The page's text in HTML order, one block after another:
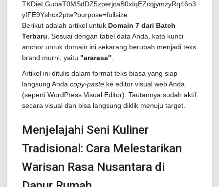
Berikut adalah artikel untuk Domain 7 dari Batch
Terbaru . Sesuai dengan tabel data Anda, kata kunci
anchor untuk domain ini sekarang berubah menjadi teks
brand murni, yaitu "ararasa"
Artikel ini ditulis dalam format teks biasa yang siap
langsung Anda copy-paste ke editor visual web Anda
(seperti WordPress Visual Editor). Tautannya sudah aktif
secara visual dan bisa langsung diklik menuju target.
Menjelajahi Seni Kuliner
Tradisional: Cara Melestarikan
Warisan Rasa Nusantara di